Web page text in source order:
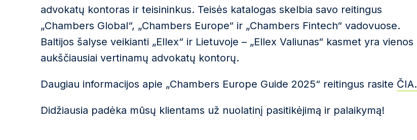
advokatų kontoras ir teisininkus. Teisės katalogas skelbia savo reitingus
„Chambers Global“, „Chambers Europe“ ir „Chambers Fintech“ vadovuose.
Baltijos šalyse veikianti „Ellex“ ir Lietuvoje – „Ellex Valiunas“ kasmet yra vienos
aukščiausiai vertinamų advokatų kontorų.
Daugiau informacijos apie „Chambers Europe Guide 2025“ reitingus rasite ČIA.
Didžiausia padėka mūsų klientams už nuolatinį pasitikėjimą ir palaikymą!